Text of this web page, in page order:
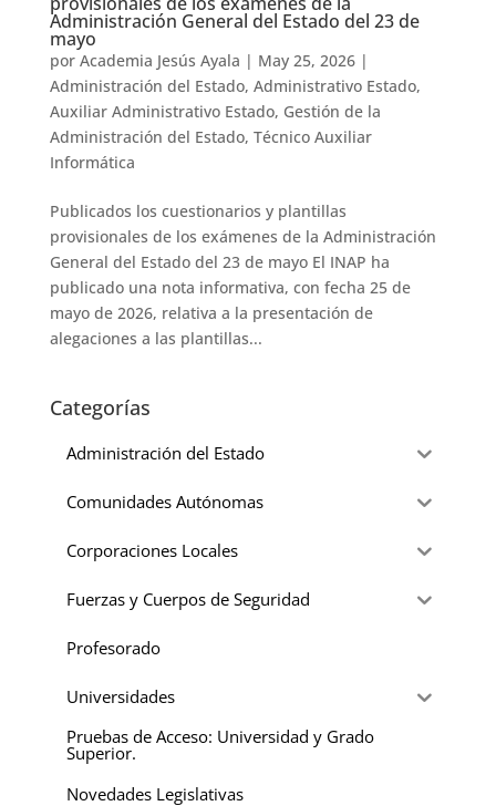
Administración General del Estado del 23 de
mayo
por Academia Jesús Ayala | May 25, 2026|
Administración del Estado, Administrativo Estado,
Auxiliar Administrativo Estado, Gestión de la
Administración del Estado, Técnico Auxiliar
Informática
Publicados los cuestionarios y plantillas
provisionales de los exámenes de la Administración
General del Estado del 23 de mayo El INAP ha
publicado una nota informativa, con fecha 25 de
mayo de 2026, relativa a la presentación de
alegaciones a las plantillas...
Categorías
Administración del Estado
Comunidades Autónomas
Corporaciones Locales
Fuerzas y Cuerpos de Seguridad
Profesorado
Universidades
Pruebas de Acceso: Universidad y Grado
Superior.
Novedades Legislativas